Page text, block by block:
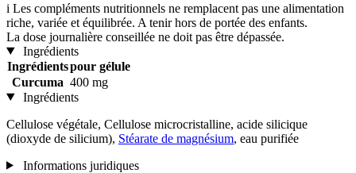
i Les compléments nutritionnels ne remplacent pas une alimentation
riche, variée et équilibrée. A tenir hors de portée des enfants.
La dose journalière conseillée ne doit pas être dépassée.
Ingrédients
Ingrédientspour gélule
Curcuma 400 mg
Ingrédients
Cellulose végétale, Cellulose microcristalline, acide silicique
(dioxyde de silicium), Stéarate de magnésium, eau purifiée
Informations juridiques